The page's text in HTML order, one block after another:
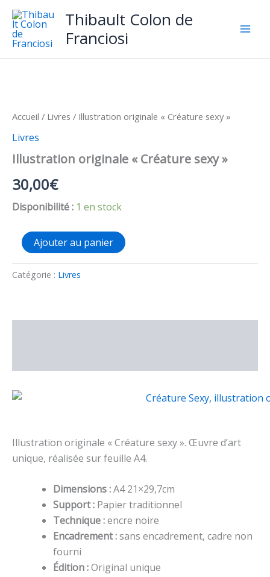
Aller
contenu
Thibault Colon de
Franciosi
Accueil / Livres / Illustration originale « Créature sexy »
Livres
Illustration originale « Créature sexy »
30,00€
Disponibilité : 1 en stock
quantité
Illustration
originale
Ajouter au panier
Catégorie : Livres
Illustration originale « Créature sexy ». Œuvre d’art
unique, réalisée sur feuille A4.
Dimensions :A4 21×29,7cm
Support : Papier traditionnel
Technique :encre noire
Encadrement :sans encadrement, cadre non
fourni
Édition :Original unique